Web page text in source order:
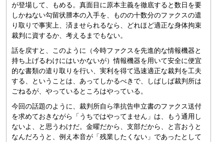
が登場して、もめる。真面目に原本主義を徹底すると数日を要
しかねない勾留状謄本の入手を、ものの十数分のファクスの遣
り取りで事実上、済ませられるなら、どれほど適正な身体拘束
裁判に資するか、考えるまでもない。
話を戻すと、このように（今時ファクスを先進的な情報機器と
持ち上げるわけにはいかないが）情報機器を用いて安全に便宜
的な書類の遣り取りを行い、実利を得て迅速適正な裁判を工夫
する、ということは、あってしかるべきで、しばしば裁判所は
ごねるが、やっているところはやっている。
今回の話題のように、裁判所自ら準抗告申立書のファクス送付
を求めておきながら「うちではやってません」は、もう通用し
ないよ、と思うわけだ。金曜だから、支部だから、と言おうと
なんだろうと、例え本音が「残業したくない」であったとして